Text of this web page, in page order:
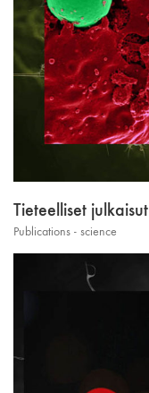
Tieteelliset julkaisut
Publications - science